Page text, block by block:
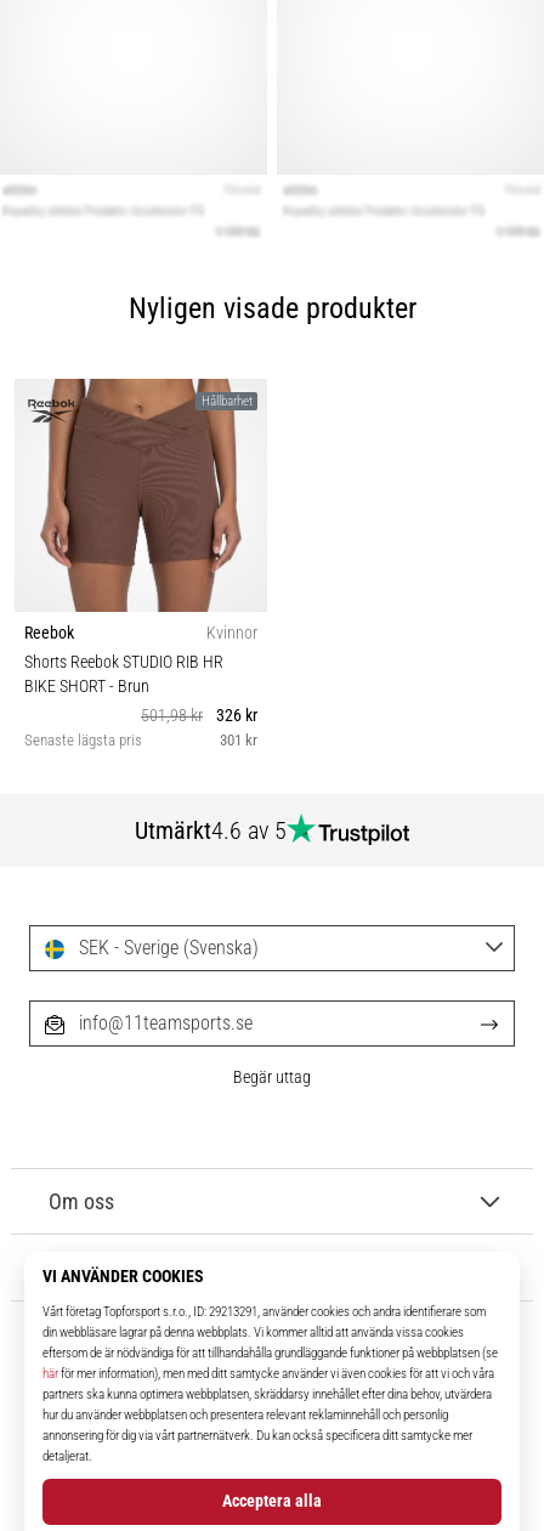
Nyligen visade produkter
Hållbarhet
Reebok
Kvinnor
Shorts Reebok STUDIO RIB HR
BIKE SHORT- Brun
501,98 kr
326 kr
Senaste lägsta pris 301 kr
Utmärkt4.6 av 5
11teamsports.se
I över 16 år har vi varit dina lagkamrater, vilket ger dig de bästa och
senaste fotbollsprodukterna.
FacebookInstagramYouTube
Om oss
Kundtjänst
SEK - Sverige (Svenska)
info@11teamsports.se
Begär uttag